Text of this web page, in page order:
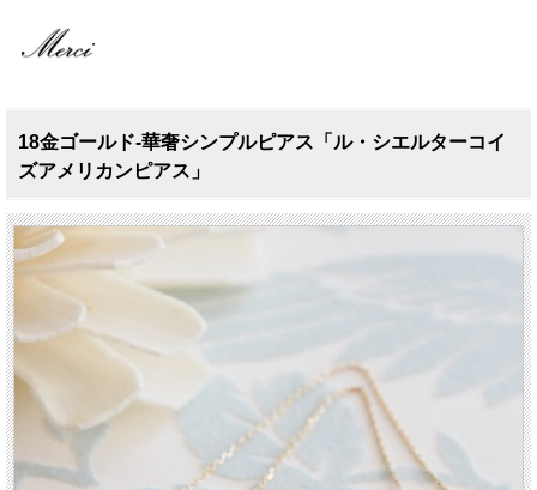
18金ゴールド-華奢シンプルピアス「ル・シエルターコイ
ズアメリカンピアス」